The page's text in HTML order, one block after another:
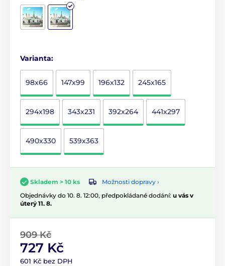
Varianta:
98x66 147x99 196x132 245x165
294x198 343x231 392x264 441x297
490x330 539x363
Skladem > 10 ks
Možnosti dopravy ›
Objednávky do 10. 8. 12:00, předpokládané dodání: u vás v
úterý 11. 8.
909 Kč
727 Kč
601 Kč bez DPH